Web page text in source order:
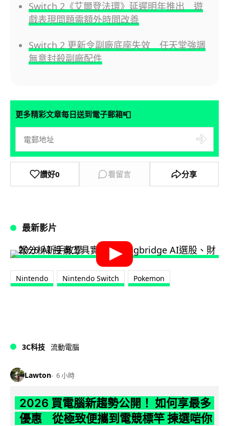
Switch 2《艾爾登法環》延遲明年推出 遊
戲表現問題需額外時間改善
Switch 2 更新令副廠底座失效 任天堂強調
無意封殺副廠配件
更多精彩文章每日送到電子郵箱📮
讚好0 看留言 分享
最新影片
Nintendo Nintendo Switch Pokemon
3C科技 流動電腦
Lawton 6 小時
2026 買電腦新趨勢公開！ 如何享最多
優惠 從極致便攜到電競標竿 揀選啱你